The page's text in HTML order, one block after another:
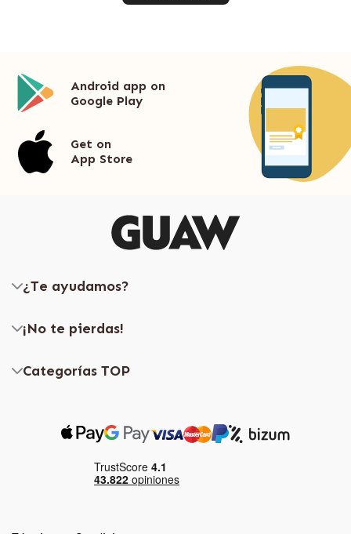
Android app on
Google Play
Get on
App Store
¿Te ayudamos?
¡No te pierdas!
Categorías TOP